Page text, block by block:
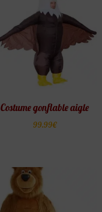
Costume gonflable aigle
99.99€